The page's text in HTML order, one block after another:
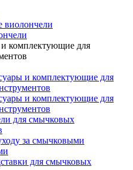
виолончели
и комплектующие для
и комплектующие для
и комплектующие для
для смычковых
за смычковыми
для смычковых